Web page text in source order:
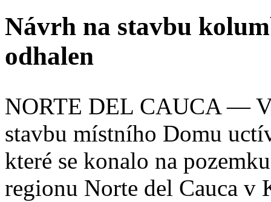
Návrh na stavbu
odhalen
NORTE DEL CAUCA —
stavbu místního Domu
které se konalo na
regionu Norte del Cauca v